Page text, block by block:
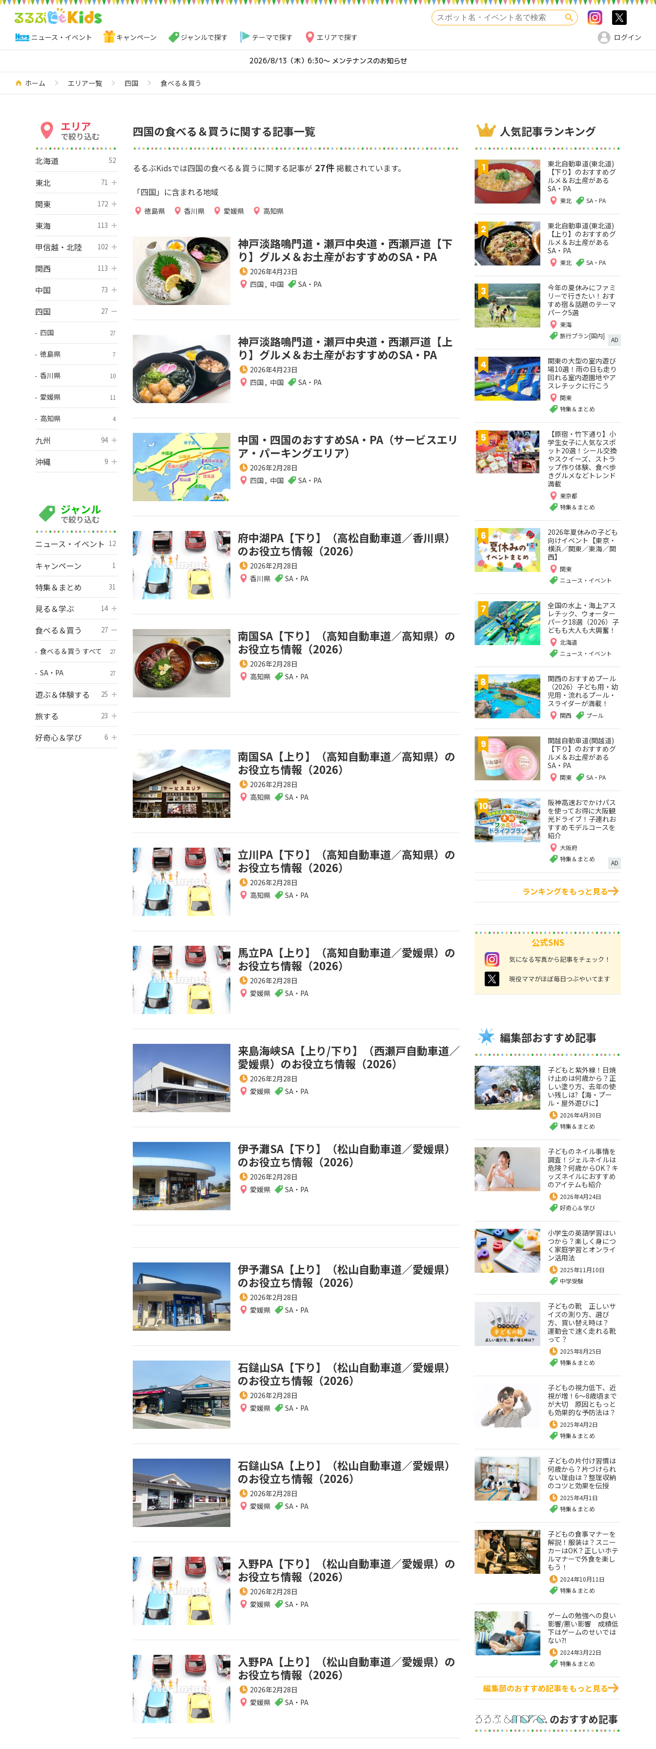
検索 Instagram
ニュース・イベント キャンペーン ジャンルで探す テーマで探す エリアで探す ログイン
2026/8/13（木）6:30～ メンテナンスのお知らせ
ホーム エリア一覧 四国 食べる＆買う
エリア
で絞り込む
北海道 52
東北 71
関東
172
東海
113
甲信越・北陸
102
関西
113
中国
73
四国
27
四国 27
徳島県 7
香川県 10
愛媛県 11
高知県 4
九州 94
沖縄
9 開く
ジャンル
で絞り込む
ニュース・イベント 12
キャンペーン 1
特集＆まとめ 31
見る＆学ぶ 14
食べる＆買う
27 開く
食べる＆買う すべて 27
SA・PA 27
遊ぶ＆体験する 25
旅する
23
開く
好奇心＆学び
6 開く
四国の食べる＆買うに関する記事一覧
るるぶKidsでは四国の食べる＆買うに関する記事が 27件掲載されています。
「四国」に含まれる地域
徳島県 香川県 愛媛県 高知県
神戸淡路鳴門道・瀬戸中央道・西瀬戸道【下
り】グルメ＆お土産がおすすめのSA・PA
2026年4月23日
四国 , 中国 SA・PA
神戸淡路鳴門道・瀬戸中央道・西瀬戸道【上
り】グルメ＆お土産がおすすめのSA・PA
2026年4月23日
四国 , 中国 SA・PA
中国・四国のおすすめSA・PA（サービスエリ
ア・パーキングエリア）
2026年2月28日
四国 , 中国 SA・PA
府中湖PA【下り】（高松自動車道／香川県）
のお役立ち情報（2026）
2026年2月28日
香川県
SA・PA
南国SA【下り】（高知自動車道／高知県）の
お役立ち情報（2026）
2026年2月28日
高知県
SA・PA
南国SA【上り】（高知自動車道／高知県）の
お役立ち情報（2026）
2026年2月28日
高知県
SA・PA
立川PA【下り】（高知自動車道／高知県）の
お役立ち情報（2026）
2026年2月28日
高知県
SA・PA
馬立PA【上り】（高知自動車道／愛媛県）の
お役立ち情報（2026）
2026年2月28日
愛媛県
SA・PA
来島海峡SA【上り/下り】（西瀬戸自動車道／
愛媛県）のお役立ち情報（2026）
2026年2月28日
愛媛県
SA・PA
伊予灘SA【下り】（松山自動車道／愛媛県）
のお役立ち情報（2026）
2026年2月28日
愛媛県
SA・PA
伊予灘SA【上り】（松山自動車道／愛媛県）
のお役立ち情報（2026）
2026年2月28日
愛媛県
SA・PA
石鎚山SA【下り】（松山自動車道／愛媛県）
のお役立ち情報（2026）
2026年2月28日
愛媛県
SA・PA
石鎚山SA【上り】（松山自動車道／愛媛県）
のお役立ち情報（2026）
2026年2月28日
愛媛県
SA・PA
入野PA【下り】（松山自動車道／愛媛県）の
お役立ち情報（2026）
2026年2月28日
愛媛県
SA・PA
入野PA【上り】（松山自動車道／愛媛県）の
お役立ち情報（2026）
2026年2月28日
愛媛県
SA・PA
人気記事ランキング
東北自動車道(東北道)
【下り】のおすすめグ
ルメ＆お土産がある
SA・PA
東北 SA・PA
東北自動車道(東北道)
【上り】のおすすめグ
ルメ＆お土産がある
SA・PA
東北 SA・PA
今年の夏休みにファミ
リーで行きたい！おす
すめ宿＆話題のテーマ
パーク5選
東海
旅行プラン[国内]
AD
関東の大型の室内遊び
場10選！雨の日も走り
回れる室内遊園地やア
スレチックに行こう
関東
特集＆まとめ
【原宿・竹下通り】小
学生女子に人気なスポ
ット20選！シール交換
やスクイーズ、ストラ
ップ作り体験、食べ歩
きグルメなどトレンド
満載
東京都
特集＆まとめ
2026年夏休みの子ども
向けイベント【東京・
横浜／関東／東海／関
西】
関東
ニュース・イベント
全国の水上・海上アス
レチック、ウォーター
パーク18選（2026）子
どもも大人も大興奮！
北海道
ニュース・イベント
関西のおすすめプール
（2026）子ども用・幼
児用・流れるプール・
スライダーが満載！
関西 プール
関越自動車道(関越道)
【下り】のおすすめグ
ルメ＆お土産がある
SA・PA
関東 SA・PA
阪神高速おでかけパス
を使ってお得に大阪観
光ドライブ！子連れお
すすめモデルコースを
紹介
大阪府
特集＆まとめ
AD
ランキングをもっと見る
公式SNS
instagram 気になる写真から記事をチェック！
twitter 現役ママがほぼ毎日つぶやいてます
編集部おすすめ記事
子どもと紫外線！日焼
け止めは何歳から？正
しい塗り方、去年の使
い残しは?【海・プー
ル・屋外遊びに】
2026年4月30日
特集＆まとめ
子どものネイル事情を
調査！ジェルネイルは
危険？何歳からOK？キ
ッズネイルにおすすめ
のアイテムも紹介
2026年4月24日
好奇心＆学び
小学生の英語学習はい
つから？楽しく身につ
く家庭学習とオンライ
ン活用法
2025年11月10日
中学受験
子どもの靴 正しいサ
イズの測り方、選び
方、買い替え時は？
運動会で速く走れる靴
って？
2025年8月25日
特集＆まとめ
子どもの視力低下、近
視が増！6～8歳頃まで
が大切 原因ともっと
も効果的な予防法は？
2025年4月2日
特集＆まとめ
子どもの片付け習慣は
何歳から？片づけられ
ない理由は？整理収納
のコツと効果を伝授
2025年4月1日
特集＆まとめ
子どもの食事マナーを
解説！服装は？スニー
カーはOK？正しいホテ
ルマナーで外食を楽し
もう！
2024年10月11日
特集＆まとめ
ゲームの勉強への良い
影響/悪い影響 成績低
下はゲームのせいでは
ない⁈
2024年3月22日
特集＆まとめ
編集部のおすすめ記事をもっと見る
のおすすめ記事